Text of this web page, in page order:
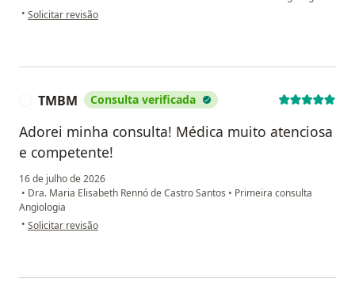
• na opinião do utilizador Carolina de Paula
Solicitar revisão
TMBM Consulta verificada
Adorei minha consulta! Médica muito atenciosa
e competente!
16 de julho de 2026
• Dra. Maria Elisabeth Rennó de Castro Santos • Primeira consulta
Angiologia
• na opinião do utilizador TMBM
Solicitar revisão